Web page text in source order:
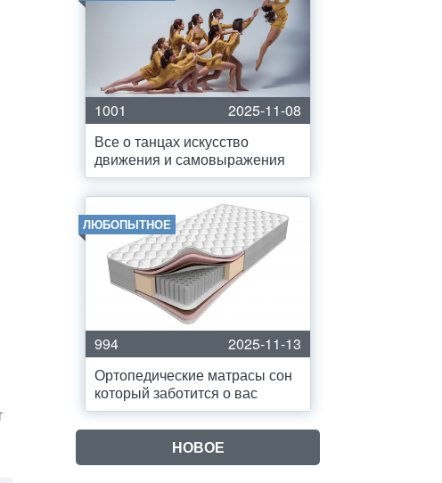
1001
2025-11-08
Все о танцах искусство
движения и самовыражения
ЛЮБОПЫТНОЕ
994
2025-11-13
Ортопедические матрасы сон
который заботится о вас
НОВОЕ